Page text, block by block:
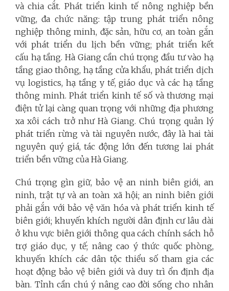
và chia cắt. Phát triển kinh tế nông nghiệp bền
vững, đa chức năng: tập trung phát triển nông
nghiệp thông minh, đặc sản, hữu cơ, an toàn gắn
với phát triển du lịch bền vững; phát triển kết
cấu hạ tầng. Hà Giang cần chú trọng đầu tư vào hạ
tầng giao thông, hạ tầng cửa khẩu, phát triển dịch
vụ logistics, hạ tầng y tế, giáo dục và các hạ tầng
thông minh. Phát triển kinh tế số và thương mại
điện tử lại càng quan trọng với những địa phương
xa xôi cách trở như Hà Giang. Chú trọng quản lý
phát triển rừng và tài nguyên nước, đây là hai tài
nguyên quý giá, tác động lớn đến tương lai phát
triển bền vững của Hà Giang.
Chú trọng gìn giữ, bảo vệ an ninh biên giới, an
ninh, trật tự và an toàn xã hội; an ninh biên giới
phải gắn với bảo vệ văn hóa và phát triển kinh tế
biên giới; khuyến khích người dân định cư lâu dài
ở khu vực biên giới thông qua cách chính sách hỗ
trợ giáo dục, y tế; nâng cao ý thức quốc phòng,
khuyến khích các dân tộc thiểu số tham gia các
hoạt động bảo vệ biên giới và duy trì ổn định địa
bàn. Tỉnh cần chú ý nâng cao đời sống cho nhân